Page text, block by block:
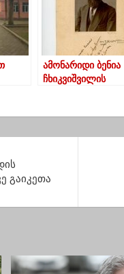
ამონარიდი ბენია
ჩხიკვიშვილის
გაიკეთა